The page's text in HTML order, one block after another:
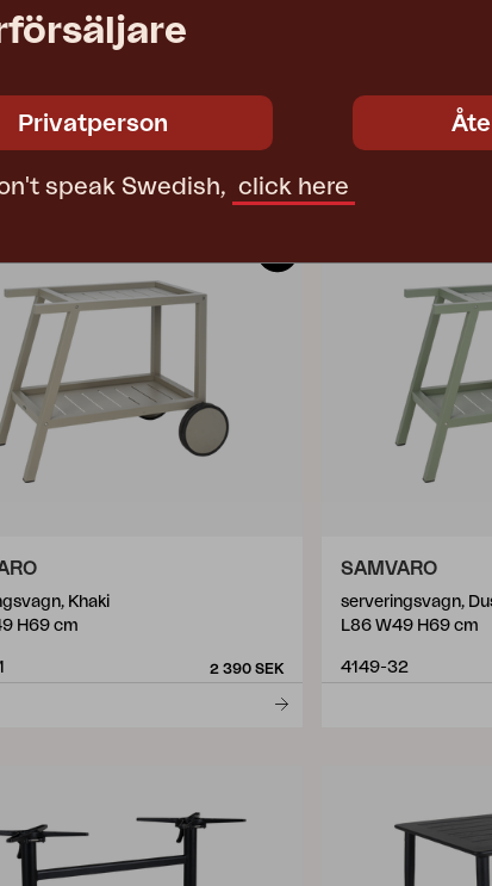
Khaki
H69 cm
2 390 SEK
SAMVARO
serveringsvagn,
L86 W49 H69 cm
4149-32
Privatperson
speak Swedish, click here